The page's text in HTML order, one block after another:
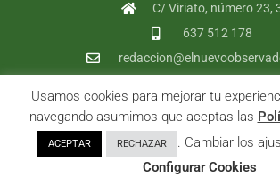
C/ Viriato, número 23,
637 512 178
Copyright ©2026 El Nuevo Observador |
yDesarrollo| All Rights Reserved |
Privacidad|Política de cookies|
Usamos cookies para mejorar tu
navegando asumimos que aceptas las
ACEPTAR RECHAZAR
. Cambiar los
Configurar Cookies